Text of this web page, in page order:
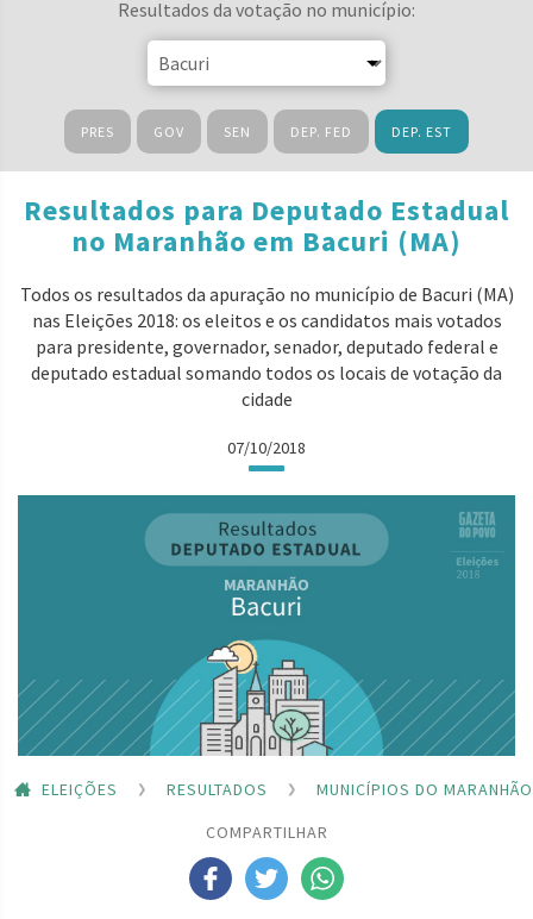
Resultados da votação no município:
PRES GOV SEN DEP. FED DEP. EST
Resultados para Deputado Estadual
no Maranhão em Bacuri (MA)
Todos os resultados da apuração no município de Bacuri (MA)
nas Eleições 2018: os eleitos e os candidatos mais votados
para presidente, governador, senador, deputado federal e
deputado estadual somando todos os locais de votação da
cidade
07/10/2018
ELEIÇÕES RESULTADOS
MUNICÍPIOS DO MARANHÃO
COMPARTILHAR